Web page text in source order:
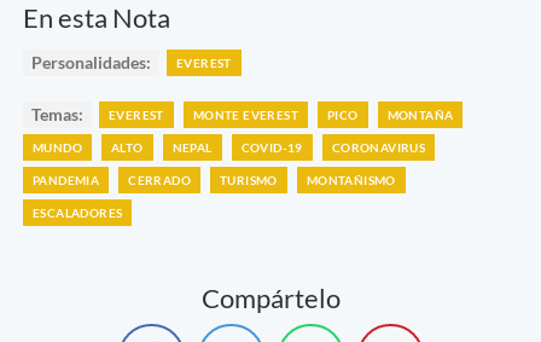
En esta Nota
Personalidades: EVEREST
Temas: EVEREST MONTE EVEREST PICO MONTAÑA
MUNDO ALTO NEPAL COVID-19 CORONAVIRUS
PANDEMIA CERRADO TURISMO MONTAÑISMO
ESCALADORES
Compártelo